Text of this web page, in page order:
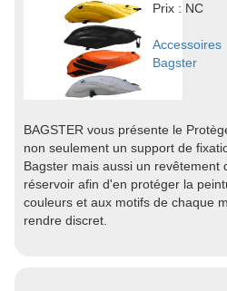
Prix : NC
Accessoires
Bagster
BAGSTER vous présente le
non seulement un support de
Bagster mais aussi un revêtement
réservoir afin d'en protéger la
couleurs et aux motifs de chaque
rendre discret.